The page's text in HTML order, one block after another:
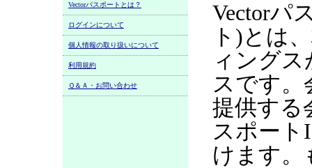
Vectorパスポートとは？
ログインについて
個人情報の取り扱いについて
利用規約
Ｑ＆Ａ・お問い合わせ
Vectorパ
ト)とは
ィング
スです。
提供する
スポート
けます。